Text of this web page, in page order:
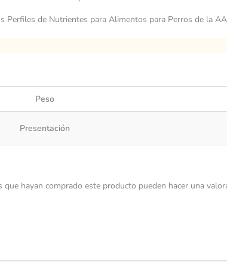
Perfiles de Nutrientes para Alimentos para Perros de la
Peso
Presentación
hayan comprado este producto pueden hacer una